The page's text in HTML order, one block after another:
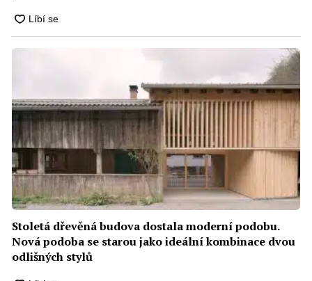
Stoletá dřevěná budova dostala moderní podobu.
Nová podoba se starou jako ideální kombinace dvou
odlišných stylů